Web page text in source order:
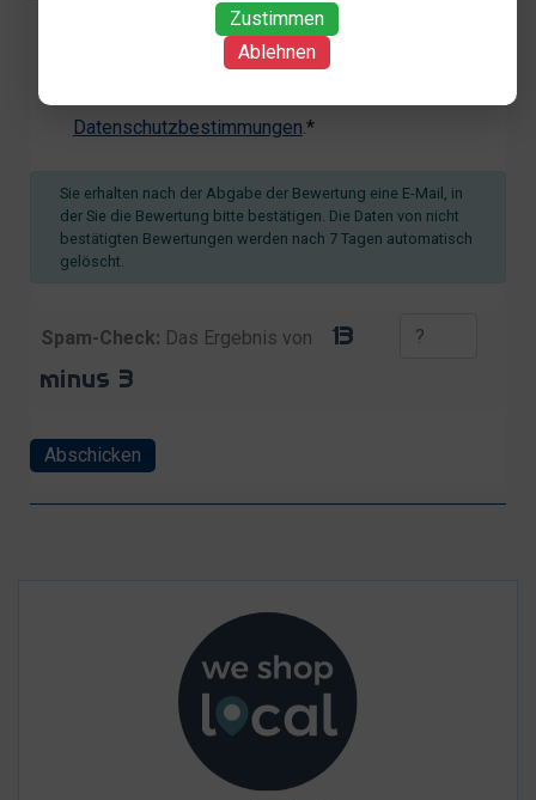
Zustimmen
Ablehnen
personenbezogenen Daten (Angaben, Datum und
Uhrzeit der Bewertungsabgabe, Referrer-URL) zum
Zweck der Bewertung erkläre ich mich
Datenschutzbestimmungen.*
Sie erhalten nach der Abgabe der Bewertung eine E-Mail, in
der Sie die Bewertung bitte bestätigen. Die Daten von nicht
bestätigten Bewertungen werden nach 7 Tagen automatisch
gelöscht.
Spam-Check: Das Ergebnis von
Abschicken